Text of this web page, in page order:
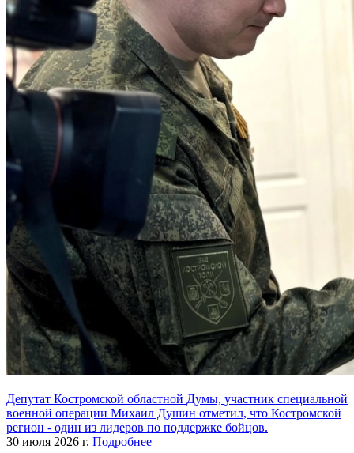
Депутат Костромской областной Думы, участник специальной
военной операции Михаил Душин отметил, что Костромской
регион - один из лидеров по поддержке бойцов.
30 июля 2026 г. Подробнее